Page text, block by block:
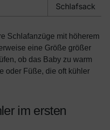
Schlafsack
Schlafanzüge mit höherem
eine Größe größer
ob das Baby zu warm
oder Füße, die oft kühler
im ersten